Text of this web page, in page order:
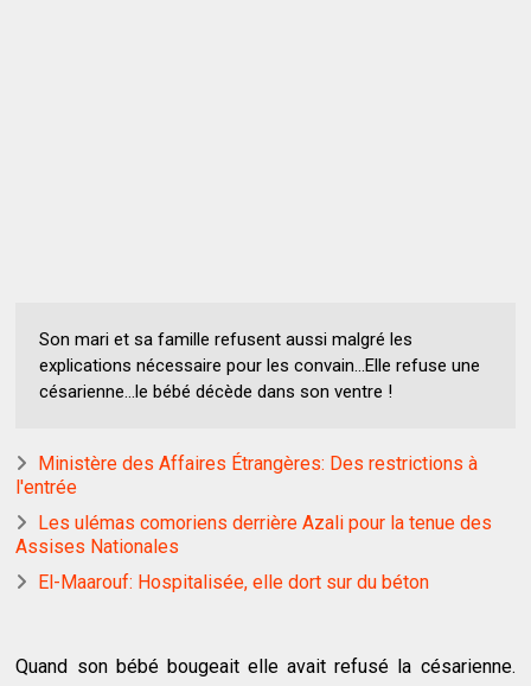
Son mari et sa famille refusent aussi malgré les
explications nécessaire pour les convain…Elle refuse une
césarienne…le bébé décède dans son ventre !
Ministère des Affaires Étrangères: Des restrictions à
l'entrée
Les ulémas comoriens derrière Azali pour la tenue des
Assises Nationales
El-Maarouf: Hospitalisée, elle dort sur du béton
Quand son bébé bougeait elle avait refusé la césarienne.